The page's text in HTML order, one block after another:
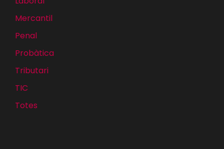
Mercantil
Penal
Probàtica
Tributari
TIC
Totes